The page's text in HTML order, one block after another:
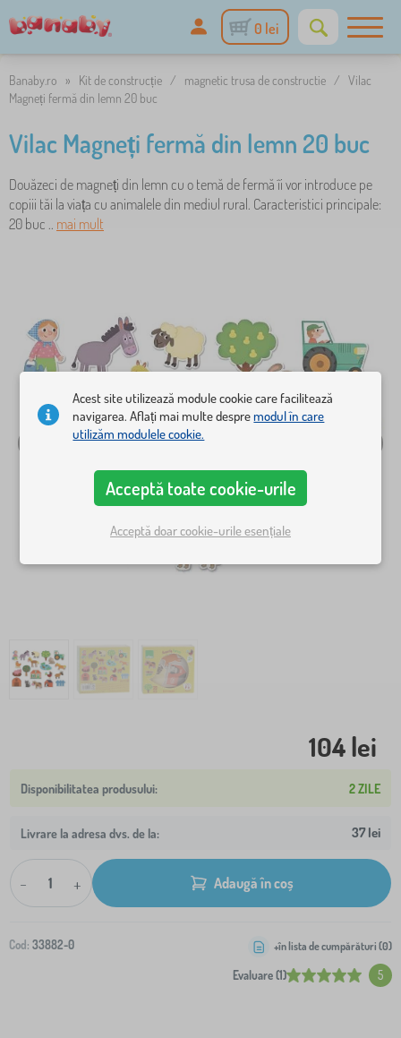
0 lei
Banaby.ro » Kit de construcție / magnetic trusa de constructie / Vilac
Magneți fermă din lemn 20 buc
Vilac Magneți fermă din lemn 20 buc
Douăzeci de magneți din lemn cu o temă de fermă îi vor introduce pe
copiii tăi la viața cu animalele din mediul rural. Caracteristici principale:
20 buc .. mai mult
104 lei
2 ZILE
Livrare la adresa dvs. de la: 37 lei
- + Adaugă în coș
Cod: 33882-0
Evaluare (1) 5
+în lista de cumpărături (0)
Acest site utilizează module cookie care facilitează
navigarea. Aflați mai multe despremodul în care
utilizăm modulele cookie.
Acceptă toate cookie-urile
Acceptă doar cookie-urile esențiale